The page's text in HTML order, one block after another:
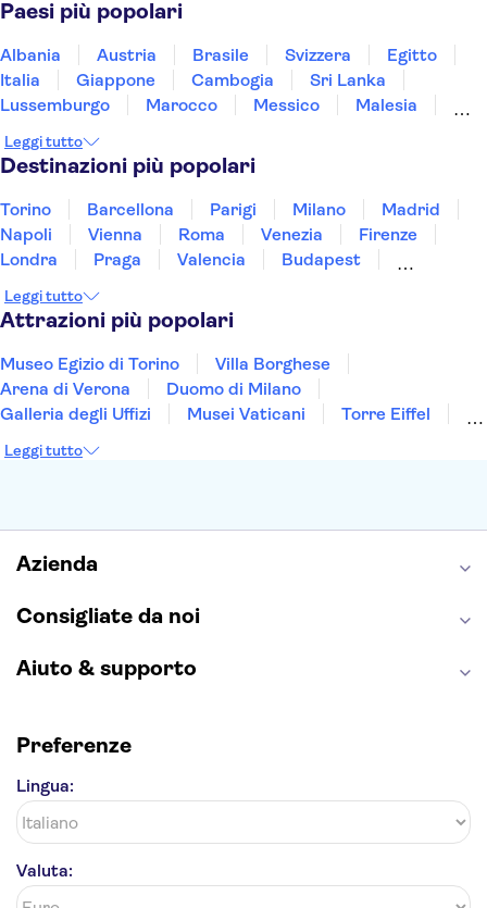
Paesi più popolari
Albania Austria Brasile Svizzera
Egitto
Italia
Giappone Cambogia
Sri Lanka
Lussemburgo
Marocco Messico
Malesia
Tunisia
Turchia Vietnam
Leggi tutto
Destinazioni più popolari
Torino Barcellona Parigi Milano
Madrid
Napoli
Vienna Roma Venezia
Firenze
Londra
Praga Valencia
Budapest
Palermo
Leggi tutto
Attrazioni più popolari
Museo Egizio di Torino
Villa Borghese
Arena di Verona
Duomo di Milano
Galleria degli Uffizi
Musei Vaticani
Torre Eiffel
Reggia di Caserta
Leggi tutto
Azienda
Consigliate da noi
Aiuto & supporto
Preferenze
Lingua:
Valuta: